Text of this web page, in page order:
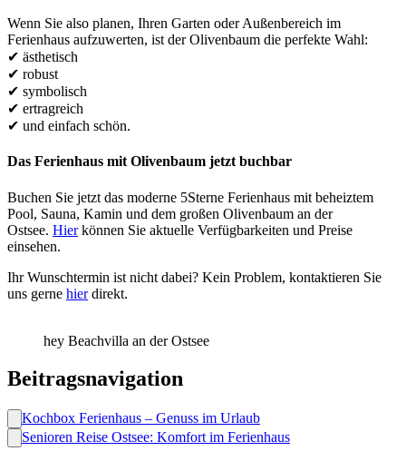
Wenn Sie also planen, Ihren Garten oder Außenbereich im
Ferienhaus aufzuwerten, ist der Olivenbaum die perfekte Wahl:
✔ ästhetisch
✔ robust
✔ symbolisch
✔ ertragreich
✔ und einfach schön.
Das Ferienhaus mit Olivenbaum jetzt buchbar
Buchen Sie jetzt das moderne 5Sterne Ferienhaus mit beheiztem
Pool, Sauna, Kamin und dem großen Olivenbaum an der
Ostsee. Hierkönnen Sie aktuelle Verfügbarkeiten und Preise
einsehen.
Ihr Wunschtermin ist nicht dabei? Kein Problem, kontaktieren Sie
uns gerne hierdirekt.
hey Beachvilla an der Ostsee
Beitragsnavigation
Kochbox Ferienhaus – Genuss im Urlaub
Senioren Reise Ostsee: Komfort im Ferienhaus